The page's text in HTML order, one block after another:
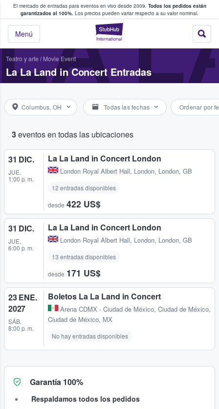
El mercado de entradas para eventos en vivo desde 2009. Todos los pedidos están
garantizados al 100%. Los precios pueden variar respecto a su valor nominal.
StubHub:
Menú
y venta de entradas entre fans
Teatro y arte / Movie Event
La La Land in Concert Entradas
Columbus, OH Todas las fechas Ordenar por
3eventos en todas las ubicaciones
31 DIC.
JUE.
1:00 p. m.
La La Land in Concert London
London Royal Albert Hall, London, London, GB
12 entradas disponibles
desde 422 US$
31 DIC.
JUE.
6:00 p. m.
La La Land in Concert London
London Royal Albert Hall, London, London, GB
13 entradas disponibles
desde 171 US$
23 ENE.
2027
SÁB.
8:00 p. m.
Boletos La La Land in Concert
Arena CDMX - Ciudad de México, Ciudad de México,
Ciudad de México, MX
No hay entradas disponibles
Garantía 100%
Respaldamos todos los pedidos